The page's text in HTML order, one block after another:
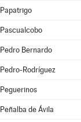
Papatrigo
Pascualcobo
Pedro Bernardo
Pedro-Rodríguez
Peguerinos
Peñalba de Ávila